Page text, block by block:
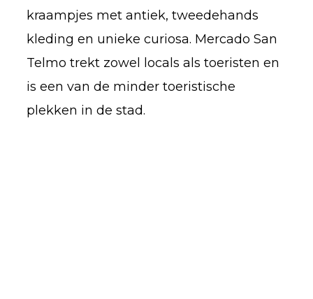
kraampjes met antiek, tweedehands
kleding en unieke curiosa. Mercado San
Telmo trekt zowel locals als toeristen en
is een van de minder toeristische
plekken in de stad.